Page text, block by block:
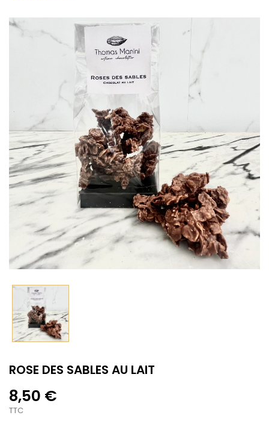
ROSE DES SABLES AU LAIT
8,50 €
TTC